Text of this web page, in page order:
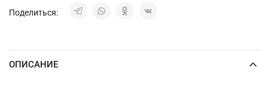
Поделиться:
ОПИСАНИЕ